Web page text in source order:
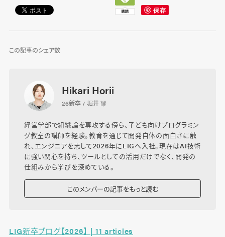
この記事のシェア数
Hikari Horii
26新卒 / 堀井 耀
経営学部で組織論を専攻する傍ら、子ども向けプログラミン
グ教室の講師を経験。教育を通じて開発自体の面白さに触
れ、エンジニアを志して2026年にLIGへ入社。現在はAI技術
に強い関心を持ち、ツールとしての活用だけでなく、開発の
仕組みから学びを深めている。
このメンバーの記事をもっと読む
LIG新卒ブログ【2026】 | 11 articles